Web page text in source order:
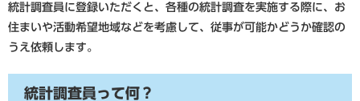
統計調査員に登録いただくと、各種の統計調査を実施する際に、お
住まいや活動希望地域などを考慮して、従事が可能かどうか確認の
うえ依頼します。
統計調査員って何？